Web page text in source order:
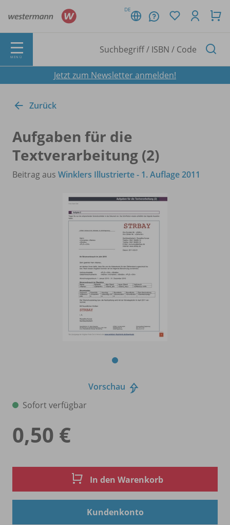
DE
MENÜ
Jetzt zum Newsletter anmelden!
Zurück
Aufgaben für die
Textverarbeitung (2)
Beitrag aus Winklers Illustrierte - 1. Auflage 2011
Vorschau
Sofort verfügbar
0,50 €
In den Warenkorb
Kundenkonto